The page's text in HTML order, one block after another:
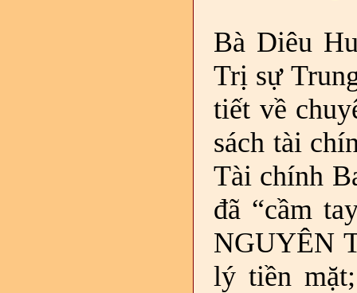
Bà Diêu
Trị sự
tiết về
sách tài
Tài chính
đã “cầm
NGUYÊN
lý tiền